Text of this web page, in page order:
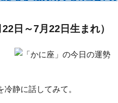
日～7月22日生まれ）
静に話してみて。